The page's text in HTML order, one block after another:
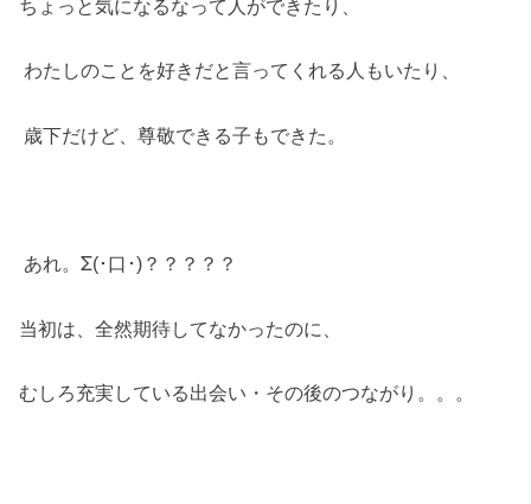
ちょっと気になるなって人ができたり、
わたしのことを好きだと言ってくれる人もいたり、
歳下だけど、尊敬できる子もできた。
あれ。Σ(･口･)？？？？？
当初は、全然期待してなかったのに、
むしろ充実している出会い・その後のつながり。。。